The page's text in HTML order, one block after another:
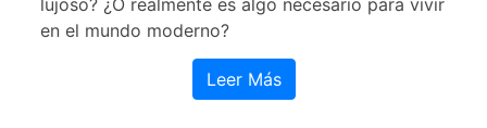
en el mundo moderno?
Leer Más